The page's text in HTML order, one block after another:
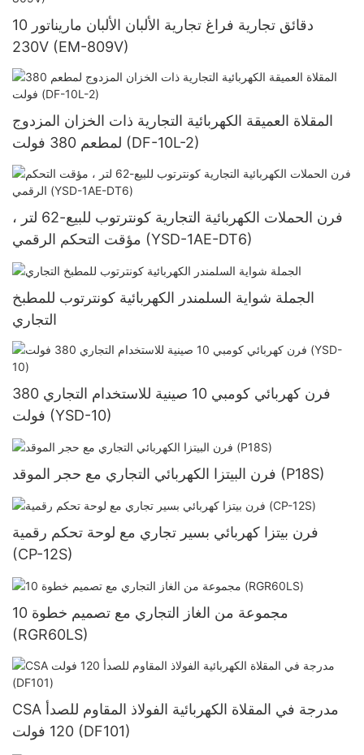
10 دقائق تجارية فراغ تجارية الألبان الألبان ماريناتور
230V (EM-809V)
المقلاة العميقة الكهربائية التجارية ذات الخزان المزدوج
لمطعم 380 فولت (DF-10L-2)
فرن الحملات الكهربائية التجارية كونترتوب للبيع-62 لتر ،
مؤقت التحكم الرقمي (YSD-1AE-DT6)
الجملة شواية السلمندر الكهربائية كونترتوب للمطبخ
التجاري
فرن كهربائي كومبي 10 صينية للاستخدام التجاري 380
فولت (YSD-10)
فرن البيتزا الكهربائي التجاري مع حجر الموقد (P18S)
فرن بيتزا كهربائي بسير تجاري مع لوحة تحكم رقمية
(CP-12S)
10 مجموعة من الغاز التجاري مع تصميم خطوة
(RGR60LS)
CSA مدرجة في المقلاة الكهربائية الفولاذ المقاوم للصدأ
120 فولت (DF101)